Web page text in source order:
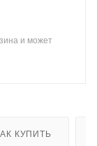
и может
КУПИТЬ